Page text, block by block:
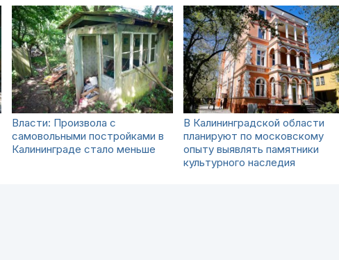
Власти: Произвола с
самовольными постройками в
Калининграде стало меньше
В Калининградской области
планируют по московскому
опыту выявлять памятники
культурного наследия